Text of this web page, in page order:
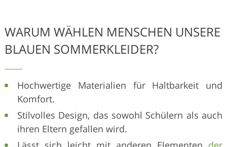
WARUM WÄHLEN MENSCHEN UNSERE
BLAUEN SOMMERKLEIDER?
Hochwertige Materialien für Haltbarkeit und
Komfort.
Stilvolles Design, das sowohl Schülern als auch
ihren Eltern gefallen wird.